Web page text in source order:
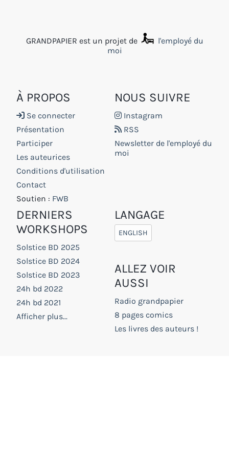
GRANDPAPIER est un projet de
l'employé du
moi
À PROPOS
Se connecter
Présentation
Participer
Les auteurices
Conditions d'utilisation
Contact
Soutien : FWB
NOUS SUIVRE
Instagram
RSS
Newsletter de l'employé du
moi
DERNIERS
WORKSHOPS
Solstice BD 2025
Solstice BD 2024
Solstice BD 2023
24h bd 2022
24h bd 2021
Afficher plus...
LANGAGE
ENGLISH
ALLEZ VOIR
AUSSI
Radio grandpapier
8 pages comics
Les livres des auteurs !